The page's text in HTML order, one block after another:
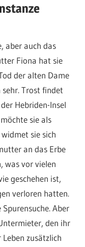
aber auch das
Fiona hat sie
der alten Dame
Trost findet
Hebriden-Insel
sie als
sie sich
an das Erbe
was vor vielen
geschehen ist,
verloren hatten.
Aber
den ihr
zusätzlich